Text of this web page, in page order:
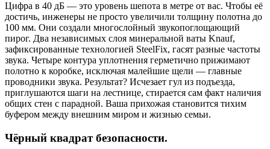
Цифра в 40 дБ — это уровень шепота в метре от вас. Чтобы её
достичь, инженеры не просто увеличили толщину полотна до
100 мм. Они создали многослойный звукопоглощающий
пирог. Два независимых слоя минеральной ваты Knauf,
зафиксированные технологией SteelFix, гасят разные частоты
звука. Четыре контура уплотнения герметично прижимают
полотно к коробке, исключая малейшие щели — главные
проводники звука. Результат? Исчезает гул из подъезда,
приглушаются шаги на лестнице, стирается сам факт наличия
общих стен с парадной. Ваша прихожая становится тихим
буфером между внешним миром и жизнью семьи.
Чёрный квадрат безопасности.